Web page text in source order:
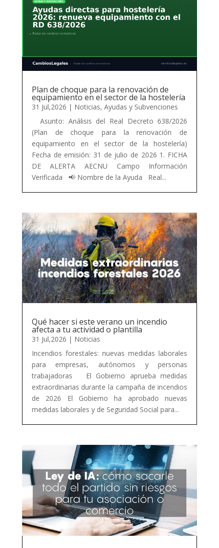
Plan de choque para la renovación de
equipamiento en el sector de la hostelería
31 Jul,2026 | Noticias, Ayudas y Subvenciones
Asunto: Análisis del Real Decreto 638/2026
(Plan de choque para la renovación de
equipamiento en el sector de la hostelería)
Fecha de emisión: 31 de julio de 2026 1. FICHA
DE ALERTA AECNU Campo Información
Verificada 📢 Nombre de la Ayuda Real...
Qué hacer si este verano un incendio
afecta a tu actividad o plantilla
31 Jul,2026 | Noticias
Incendios forestales: nuevas medidas laborales
para empresas, autónomos y personas
trabajadoras El Gobierno aprueba medidas
extraordinarias durante la campaña de incendios
de 2026 El Gobierno ha aprobado nuevas
medidas laborales y de Seguridad Social para...